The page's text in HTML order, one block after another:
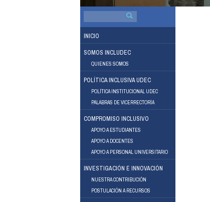
BUSCAR
INICIO
SOMOS INCLUDEC
QUIENES SOMOS
POLÍTICA INCLUSIVA UDEC
POLÍTICA INSTITUCIONAL UDEC
PALABRAS DE VICERRECTORÍA
COMPROMISO INCLUSIVO
APOYO A ESTUDIANTES
APOYO A DOCENTES
APOYO A PERSONAL UNIVERSITARIO
INVESTIGACIÓN E INNOVACIÓN
NUESTRA CONTRIBUCIÓN
POSTULACIÓN A RECURSOS
Instagram